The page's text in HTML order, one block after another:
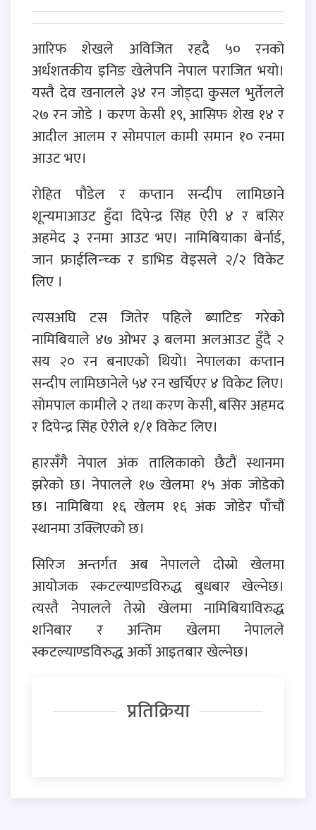
आरिफ शेखले अविजित रहदै ५० रनको
अर्धशतकीय इनिङ खेलेपनि नेपाल पराजित भयो।
यस्तै देव खनालले ३४ रन जोड्दा कुसल भुर्तेलले
२७ रन जोडे । करण केसी १९, आसिफ शेख १४ र
आदील आलम र सोमपाल कामी समान १० रनमा
आउट भए।
रोहित पौडेल र कप्तान सन्दीप लामिछाने
शून्यमाआउट हुँदा दिपेन्द्र सिंह ऐरी ४ र बसिर
अहमेद ३ रनमा आउट भए। नामिबियाका बेर्नार्ड,
जान फ्राईलिन्च्क र डाभिड वेइसले २/२ विकेट
लिए ।
त्यसअघि टस जितेर पहिले ब्याटिङ गरेको
नामिबियाले ४७ ओभर ३ बलमा अलआउट हुँदै २
सय २० रन बनाएको थियो। नेपालका कप्तान
सन्दीप लामिछानेले ५४ रन खर्चिएर ४ विकेट लिए।
सोमपाल कामीले २ तथा करण केसी, बसिर अहमद
र दिपेन्द्र सिंह ऐरीले १/१ विकेट लिए।
हारसँगै नेपाल अंक तालिकाको छैटौं स्थानमा
झरेको छ। नेपालले १७ खेलमा १५ अंक जोडेको
छ। नामिबिया १६ खेलम १६ अंक जोडेर पाँचौं
स्थानमा उक्लिएको छ।
सिरिज अन्तर्गत अब नेपालले दोस्रो खेलमा
आयोजक स्कटल्याण्डविरुद्ध बुधबार खेल्नेछ।
त्यस्तै नेपालले तेस्रो खेलमा नामिबियाविरुद्ध
शनिबार र अन्तिम खेलमा नेपालले
स्कटल्याण्डविरुद्ध अर्को आइतबार खेल्नेछ।
प्रतिक्रिया